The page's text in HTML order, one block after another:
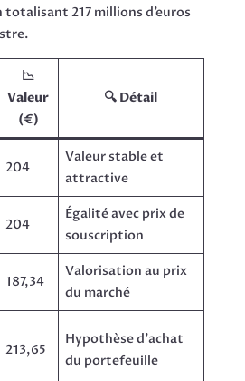
217 millions d’euros
📉
Valeur
(€)
🔍 Détail
204
Valeur stable et
attractive
204
Égalité avec prix de
souscription
187,34
Valorisation au prix
du marché
213,65
Hypothèse d’achat
du portefeuille